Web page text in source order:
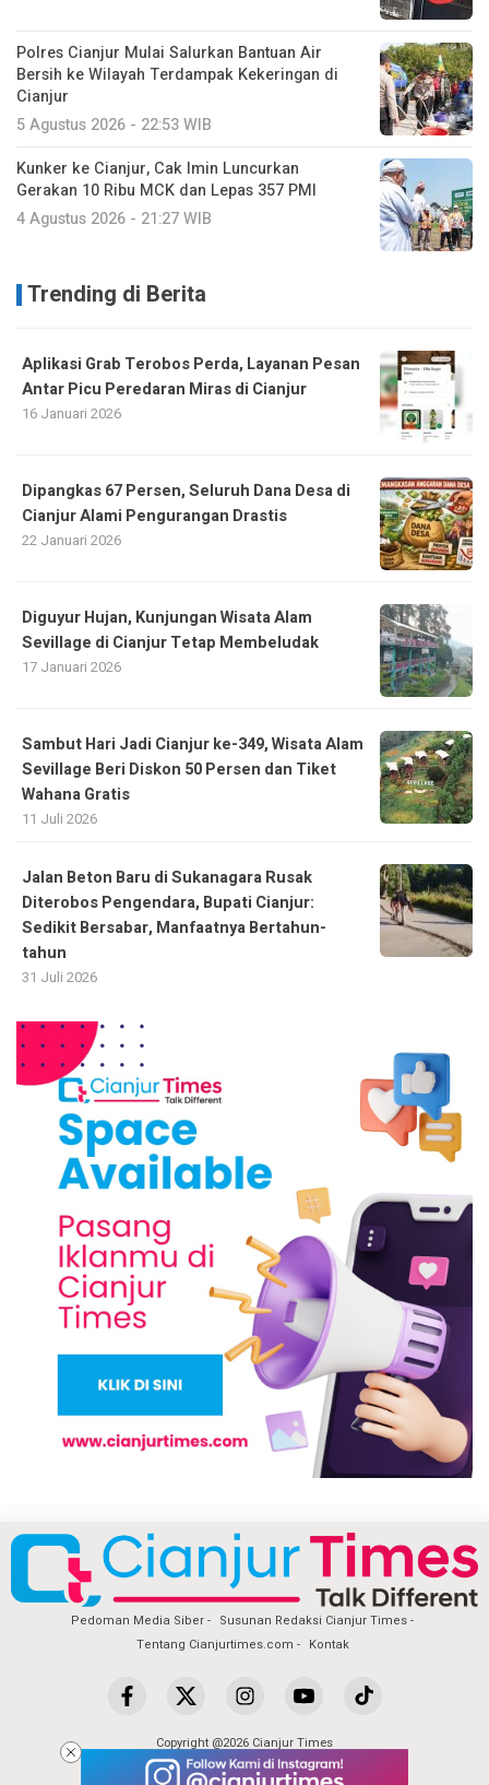
Polres Cianjur Mulai Salurkan Bantuan Air
Bersih ke Wilayah Terdampak Kekeringan di
Cianjur
5 Agustus 2026 - 22:53 WIB
Kunker ke Cianjur, Cak Imin Luncurkan
Gerakan 10 Ribu MCK dan Lepas 357 PMI
4 Agustus 2026 - 21:27 WIB
Trending di Berita
Aplikasi Grab Terobos Perda, Layanan Pesan
Antar Picu Peredaran Miras di Cianjur
16 Januari 2026
Dipangkas 67 Persen, Seluruh Dana Desa di
Cianjur Alami Pengurangan Drastis
22 Januari 2026
Diguyur Hujan, Kunjungan Wisata Alam
Sevillage di Cianjur Tetap Membeludak
17 Januari 2026
Sambut Hari Jadi Cianjur ke-349, Wisata Alam
Sevillage Beri Diskon 50 Persen dan Tiket
Wahana Gratis
11 Juli 2026
Jalan Beton Baru di Sukanagara Rusak
Diterobos Pengendara, Bupati Cianjur:
Sedikit Bersabar, Manfaatnya Bertahun-
tahun
31 Juli 2026
Pedoman Media Siber
Susunan Redaksi Cianjur Times
Tentang Cianjurtimes.com
Kontak
Copyright @2026 Cianjur Times
All Rights Reserved